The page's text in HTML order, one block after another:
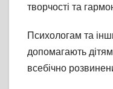
творчості та
Психологам та
допомагають
всебічно